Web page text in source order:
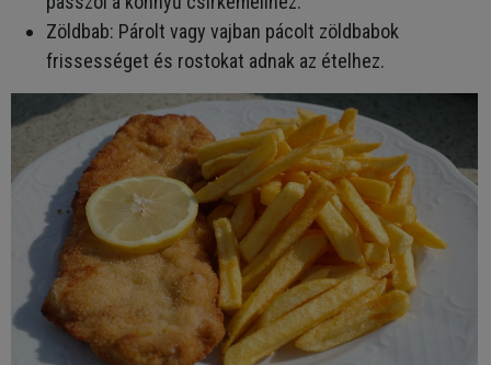
Zöldbab: Párolt vagy vajban pácolt zöldbabok
frissességet és rostokat adnak az ételhez.